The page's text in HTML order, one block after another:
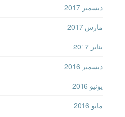
مارس 2017
يناير 2017
ديسمبر 2016
يونيو 2016
مايو 2016
مارس 2012